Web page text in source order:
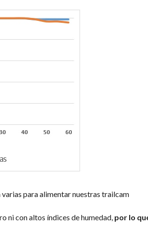
varias para alimentar nuestras trailcam
ni con altos índices de humedad, por lo